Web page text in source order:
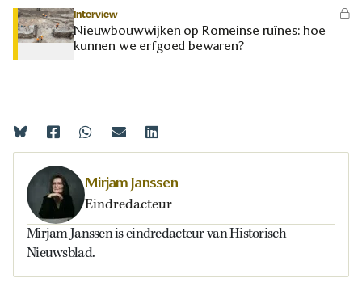
Interview
Nieuwbouwwijken op Romeinse ruïnes: hoe
kunnen we erfgoed bewaren?
Mirjam Janssen
Eindredacteur
Mirjam Janssen is eindredacteur van Historisch
Nieuwsblad.